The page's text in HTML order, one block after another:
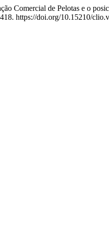
Comercial de Pelotas e o
https://doi.org/10.15210/